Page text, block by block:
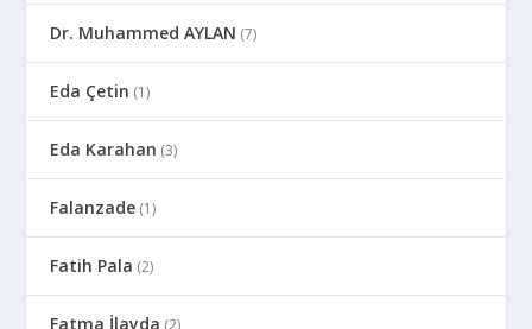
Dr. Muhammed AYLAN (7)
Eda Çetin (1)
Eda Karahan (3)
Falanzade (1)
Fatih Pala (2)
Fatma İlayda